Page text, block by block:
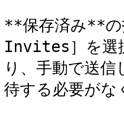
**保存済み**の
Invites］を選
り、手動で送
待する必要がな